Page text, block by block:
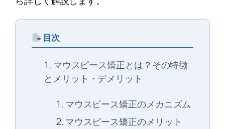
目次
マウスピース矯正とは？その特徴
とメリット・デメリット
マウスピース矯正のメカニズム
マウスピース矯正のメリット